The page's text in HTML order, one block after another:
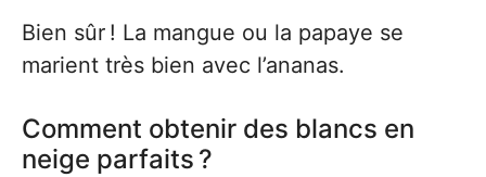
Bien sûr ! La mangue ou la papaye se
marient très bien avec l’ananas.
Comment obtenir des blancs en
neige parfaits ?